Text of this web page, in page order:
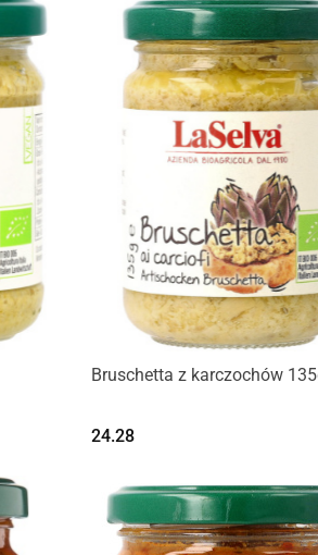
Bruschetta z karczochów
24.28